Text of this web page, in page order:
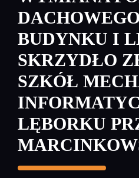
BUDYNKU I
SKRZYDŁO
SZKÓŁ
LĘBORKU